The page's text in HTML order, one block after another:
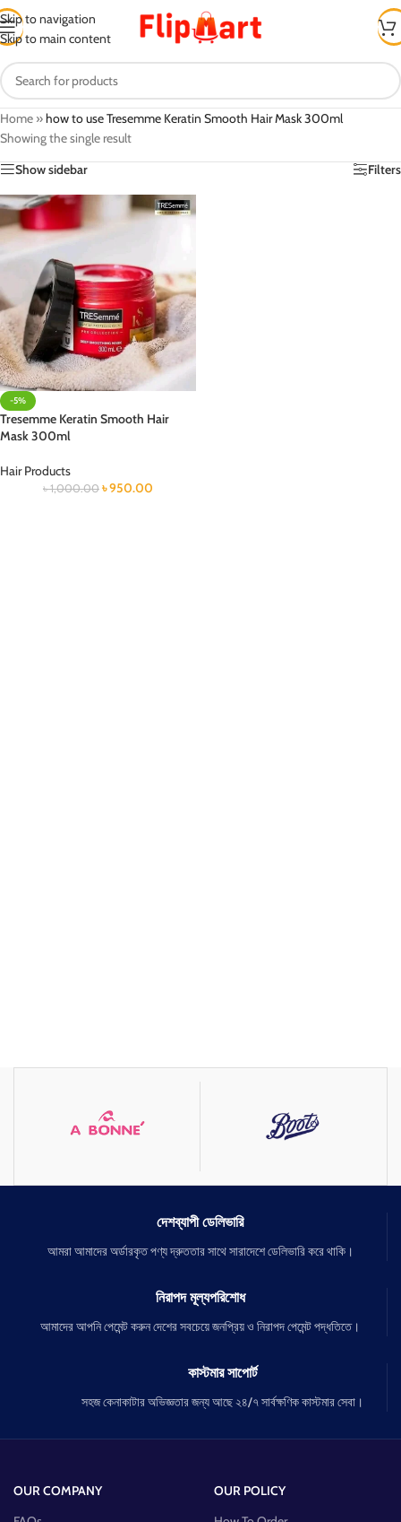
Skip to navigation
Skip to main content
Home »how to use Tresemme Keratin Smooth Hair Mask 300ml
Showing the single result
Show sidebar
Filters
-5%
Tresemme Keratin Smooth Hair
Mask 300ml
Hair Products
৳1,000.00 ৳950.00
দেশব্যাপী ডেলিভারি
আমরা আমাদের অর্ডারকৃত পণ্য দ্রুততার সাথে সারাদেশে ডেলিভারি করে থাকি।
নিরাপদ মূল্যপরিশোধ
আমাদের আপনি পেমেন্ট করুন দেশের সবচেয়ে জনপ্রিয় ও নিরাপদ পেমেন্ট পদ্ধতিতে।
কাস্টমার সাপোর্ট
সহজ কেনাকাটার অভিজ্ঞতার জন্য আছে ২৪/৭ সার্বক্ষণিক কাস্টমার সেবা।
OUR COMPANY
OUR POLICY